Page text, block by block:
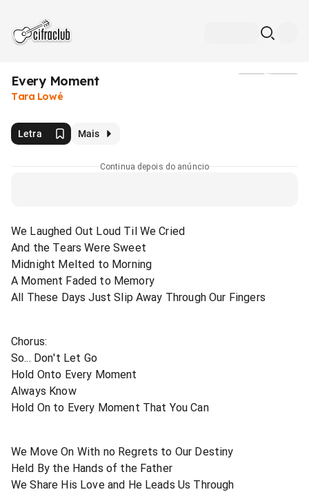
Every Moment
Tara Lowé
Letra Mais
Continua depois do anúncio
We Laughed Out Loud Til We Cried
And the Tears Were Sweet
Midnight Melted to Morning
A Moment Faded to Memory
All These Days Just Slip Away Through Our Fingers
Chorus:
So... Don't Let Go
Hold Onto Every Moment
Always Know
Hold On to Every Moment That You Can
We Move On With no Regrets to Our Destiny
Held By the Hands of the Father
We Share His Love and He Leads Us Through